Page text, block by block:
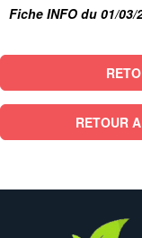
Fiche INFO du 01/03/
RETOUR